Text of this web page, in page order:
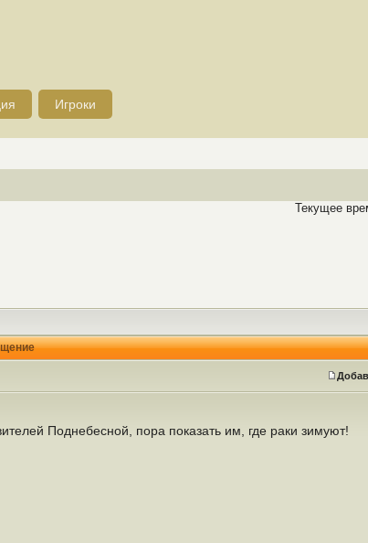
Игроки
Текущее
Поднебесной, пора показать им, где раки зимуют!